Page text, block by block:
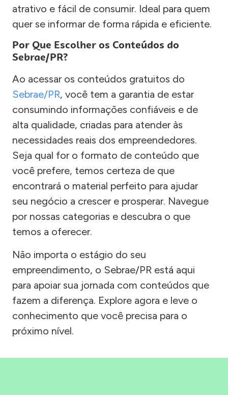
atrativo e fácil de consumir. Ideal para quem
quer se informar de forma rápida e eficiente.
Por Que Escolher os Conteúdos do
Sebrae/PR?
Ao acessar os conteúdos gratuitos do
Sebrae/PR, você tem a garantia de estar
consumindo informações confiáveis e de
alta qualidade, criadas para atender às
necessidades reais dos empreendedores.
Seja qual for o formato de conteúdo que
você prefere, temos certeza de que
encontrará o material perfeito para ajudar
seu negócio a crescer e prosperar. Navegue
por nossas categorias e descubra o que
temos a oferecer.
Não importa o estágio do seu
empreendimento, o Sebrae/PR está aqui
para apoiar sua jornada com conteúdos que
fazem a diferença. Explore agora e leve o
conhecimento que você precisa para o
próximo nível.